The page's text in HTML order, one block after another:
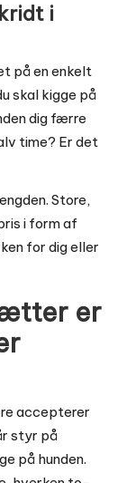
i
på en enkelt
skal kigge på
dig færre
time? Er det
Store,
i form af
for dig eller
er
accepterer
styr på
på hunden.